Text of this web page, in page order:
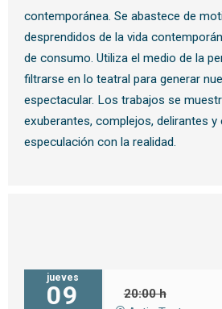
contemporánea. Se abastece de
desprendidos de la vida
de consumo. Utiliza el medio de la
filtrarse en lo teatral para generar
espectacular. Los trabajos se
exuberantes, complejos, delirantes y
especulación con la realidad.
jueves
09
20:00 h